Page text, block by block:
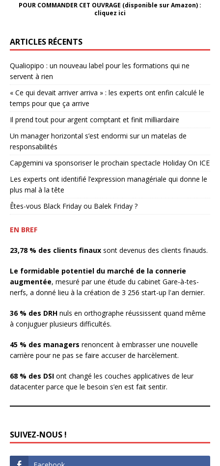
POUR COMMANDER CET OUVRAGE (disponible sur Amazon) :
cliquez ici
ARTICLES RÉCENTS
Qualiopipo : un nouveau label pour les formations qui ne
servent à rien
« Ce qui devait arriver arriva » : les experts ont enfin calculé le
temps pour que ça arrive
Il prend tout pour argent comptant et finit milliardaire
Un manager horizontal s’est endormi sur un matelas de
responsabilités
Capgemini va sponsoriser le prochain spectacle Holiday On ICE
Les experts ont identifié l’expression managériale qui donne le
plus mal à la tête
Êtes-vous Black Friday ou Balek Friday ?
EN BREF
23,78 % des clients finaux sont devenus des clients finauds.
Le formidable potentiel du marché de la connerie
augmentée, mesuré par une étude du cabinet Gare-à-tes-
nerfs, a donné lieu à la création de 3 256 start-up l'an dernier.
36 % des DRH nuls en orthographe réussissent quand même
à conjuguer plusieurs difficultés.
45 % des managers renoncent à embrasser une nouvelle
carrière pour ne pas se faire accuser de harcèlement.
68 % des DSI ont changé les couches applicatives de leur
datacenter parce que le besoin s’en est fait sentir.
SUIVEZ-NOUS !